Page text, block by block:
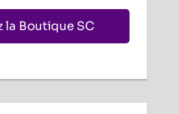
la Boutique SC